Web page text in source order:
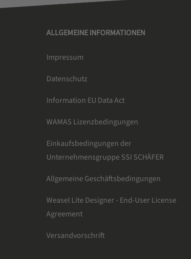
ALLGEMEINE INFORMATIONEN
Impressum
Datenschutz
Information EU Data Act
WAMAS Lizenzbedingungen
Einkaufsbedingungen der
Unternehmensgruppe SSI SCHÄFER
Allgemeine Geschäftsbedingungen
Weasel Lite Designer - End-User License
Agreement
Versandvorschrift